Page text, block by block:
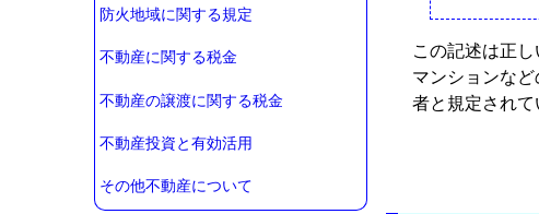
防火地域に関する規定
不動産に関する税金
不動産の譲渡に関する税金
不動産投資と有効活用
その他不動産について
この記述は正し
マンションな
者と規定されて